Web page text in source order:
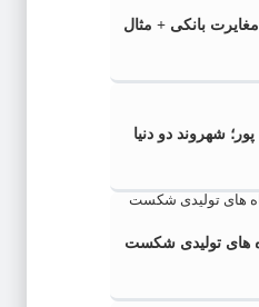
بانکی + مثال
شهروند دو دنیا
های تولیدی شکست